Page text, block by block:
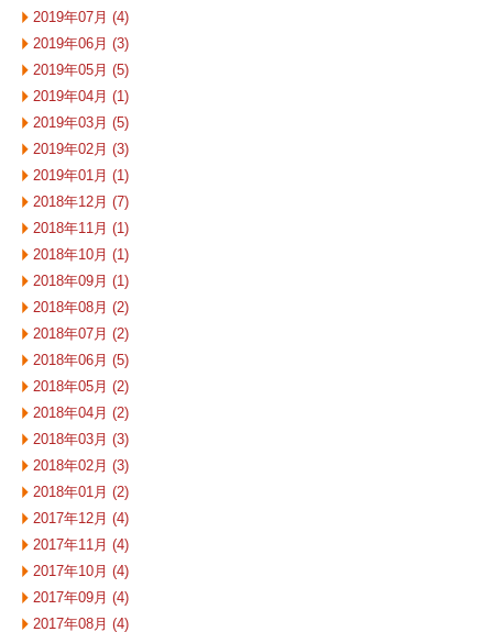
2019年07月 (4)
2019年06月 (3)
2019年05月 (5)
2019年04月 (1)
2019年03月 (5)
2019年02月 (3)
2019年01月 (1)
2018年12月 (7)
2018年11月 (1)
2018年10月 (1)
2018年09月 (1)
2018年08月 (2)
2018年07月 (2)
2018年06月 (5)
2018年05月 (2)
2018年04月 (2)
2018年03月 (3)
2018年02月 (3)
2018年01月 (2)
2017年12月 (4)
2017年11月 (4)
2017年10月 (4)
2017年09月 (4)
2017年08月 (4)